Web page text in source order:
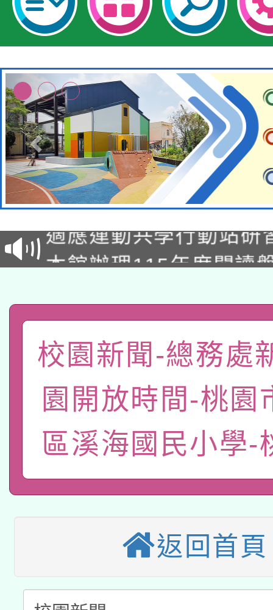
本校115學年度第2次
招甄選結果公告(無人
招)
適應運動共學行動站研
本館辦理115年度閱讀
礎課程
A3數位素養講師名單
「數位內容與教學軟體
pilot」
有關大陸委員會函釋公
薪期間赴陸應申請許可
轉知經濟部水利署委託
業技術研究院辦理「
用水績優單位及節水達
動」
115年8月22日(星期六
桃園市孔廟祈福系列
本校115學年度第2次
招甄選結果公告(無人
適應運動共學行動站研
本館辦理115年度閱讀
暨閱讀推動專業研習
科技賦能─人工智慧
校園新聞-總務處
園開放時間-桃園
區溪海國民小學-
返回首頁